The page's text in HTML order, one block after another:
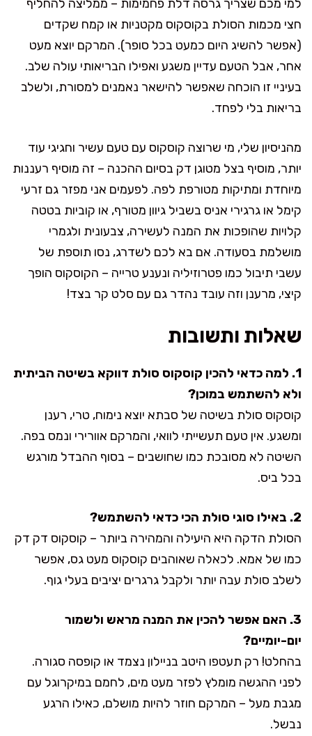
למי מכם שצריך גרסה דלת פחמימות – ממליצה להחליף
חצי מכמות הסולת בקוסקוס מקטניות או קמח שקדים
(אפשר להשיג היום כמעט בכל סופר). המרקם יוצא מעט
אחר, אבל הטעם עדיין משגע ואפילו הבריאותי עולה שלב.
בעיניי זו הוכחה שאפשר להישאר נאמנים למסורת, ולשלב
בריאות בלי לפחד.
מהניסיון שלי, מי שרוצה קוסקוס עם טעם עשיר וחגיגי עוד
יותר, מוסיף בצל מטוגן דק בסיום ההכנה – זה מוסיף רעננות
מיוחדת ומתיקות מטורפת לפה. לפעמים אני מפזר גם זרעי
קימל או גרגירי אניס בשביל גיוון מטורף, או קוביות בטטה
קלויות שהופכות את המנה לעשירה, צבעונית ולגמרי
מושלמת בסעודה. אם בא לכם לשדרג, נסו תוספת של
עשבי תיבול כמו פטרוזיליה ונענע טרייה – הקוסקוס הופך
קיצי, מרענן וזה עובד נהדר גם עם סלט קר בצד!
שאלות ותשובות
1. למה כדאי להכין קוסקוס סולת דווקא בשיטה הביתית
ולא להשתמש במוכן?
קוסקוס סולת בשיטה של סבתא יוצא נימוח, טרי, רענן
ומשגע. אין טעם תעשייתי לוואי, והמרקם אוורירי ונמס בפה.
השיטה לא מסובכת כמו שחושבים – בסוף ההבדל מורגש
בכל ביס.
2. באילו סוגי סולת הכי כדאי להשתמש?
הסולת הדקה היא היעילה והמהירה ביותר – קוסקוס דק דק
כמו של אמא. לכאלה שאוהבים קוסקוס מעט גס, אפשר
לשלב סולת עבה יותר ולקבל גרגרים יציבים בעלי גוף.
3. האם אפשר להכין את המנה מראש ולשמור
יום-יומיים?
בהחלט! רק תעטפו היטב בניילון נצמד או קופסה סגורה.
לפני ההגשה מומלץ לפזר מעט מים, לחמם במיקרוגל עם
מגבת מעל – המרקם חוזר להיות מושלם, כאילו הרגע
נבשל.